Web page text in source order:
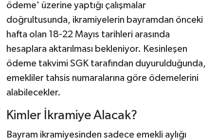
ödeme' üzerine yaptığı çalışmalar
doğrultusunda, ikramiyelerin bayramdan önceki
hafta olan 18-22 Mayıs tarihleri arasında
hesaplara aktarılması bekleniyor. Kesinleşen
ödeme takvimi SGK tarafından duyurulduğunda,
emekliler tahsis numaralarına göre ödemelerini
alabilecekler.
Kimler İkramiye Alacak?
Bayram ikramiyesinden sadece emekli aylığı